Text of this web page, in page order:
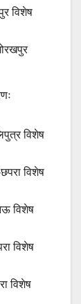
विशेष
विशेष
विशेष
विशेष
विशेष
विशेष